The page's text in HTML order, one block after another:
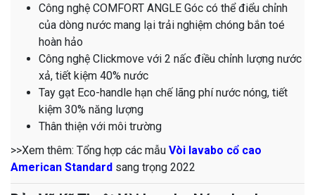
Công nghệ COMFORT ANGLE Góc có thể điểu chỉnh
của dòng nước mang lại trải nghiệm chóng bắn toé
hoàn hảo
Công nghệ Clickmove với 2 nấc điều chỉnh lượng nước
xả, tiết kiệm 40% nước
Tay gạt Eco-handle hạn chế lãng phí nước nóng, tiết
kiệm 30% năng lượng
Thân thiện với môi trường
>>Xem thêm: Tổng hợp các mẫu Vòi lavabo cổ cao
American Standard sang trọng 2022